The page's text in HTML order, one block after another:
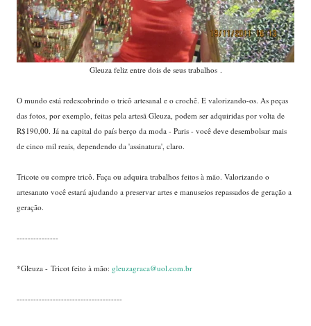
Gleuza feliz entre dois de seus trabalhos .
O mundo está redescobrindo o tricô artesanal e o crochê. E valorizando-os. As peças
das fotos, por exemplo, feitas pela artesã Gleuza, podem ser adquiridas por volta de
R$190,00. Já na capital do país berço da moda - Paris - você deve desembolsar mais
de cinco mil reais, dependendo da 'assinatura', claro.
Tricote ou compre tricô. Faça ou adquira trabalhos feitos à mão. Valorizando o
artesanato você estará ajudando a preservar artes e manuseios repassados de geração a
geração.
---------------
*Gleuza - Tricot feito à mão: gleuzagraca@uol.com.br
--------------------------------------